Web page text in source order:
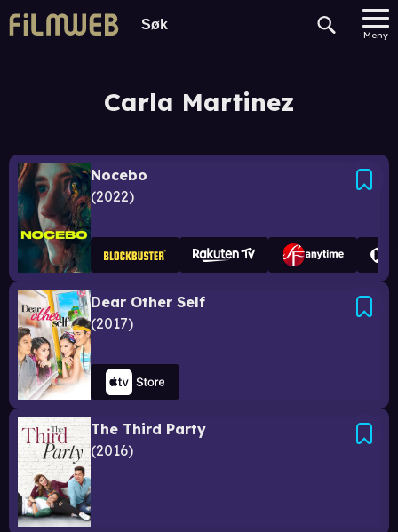
Meny
Carla Martinez
Nocebo
2022
Dear Other Self
2017
The Third Party
2016